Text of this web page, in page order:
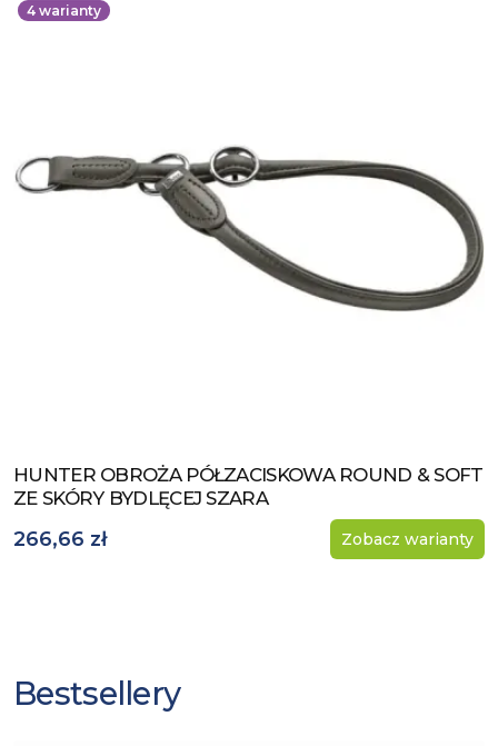
4 warianty
Zobacz produkt
HUNTER OBROŻA PÓŁZACISKOWA ROUND & SOFT
ZE SKÓRY BYDLĘCEJ SZARA
266,66 zł Zobacz warianty
Bestsellery